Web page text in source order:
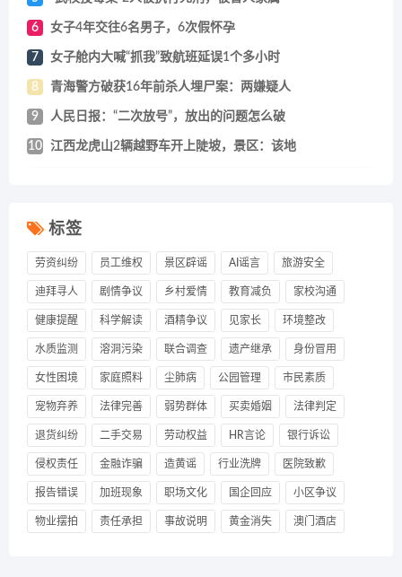
6 女子4年交往6名男子，6次假怀孕
7 女子舱内大喊“抓我”致航班延误1个多小时
8 青海警方破获16年前杀人埋尸案：两嫌疑人
9 人民日报：“二次放号”，放出的问题怎么破
10 江西龙虎山2辆越野车开上陡坡，景区：该地
标签
劳资纠纷 员工维权 景区辟谣 AI谣言 旅游安全
迪拜寻人 剧情争议 乡村爱情 教育减负 家校沟通
健康提醒 科学解读 酒精争议 见家长 环境整改
水质监测 溶洞污染 联合调查 遗产继承 身份冒用
女性困境 家庭照料 尘肺病 公园管理 市民素质
宠物弃养 法律完善 弱势群体 买卖婚姻 法律判定
退货纠纷 二手交易 劳动权益 HR言论 银行诉讼
侵权责任 金融诈骗 造黄谣 行业洗牌 医院致歉
报告错误 加班现象 职场文化 国企回应 小区争议
物业摆拍 责任承担 事故说明 黄金消失 澳门酒店